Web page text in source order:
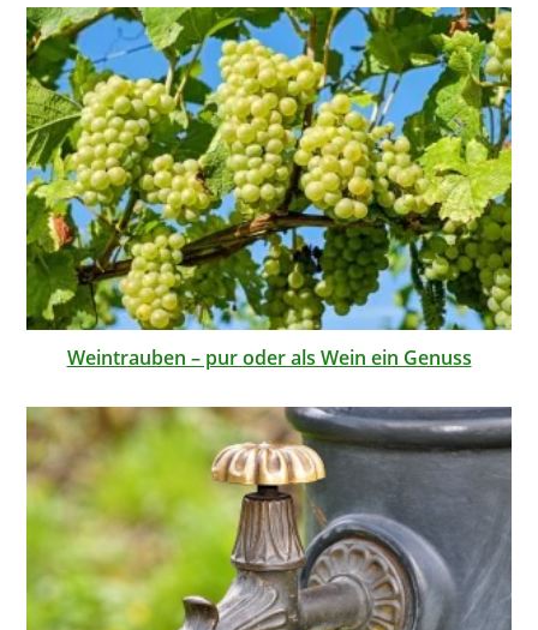
Weintrauben – pur oder als Wein ein Genuss